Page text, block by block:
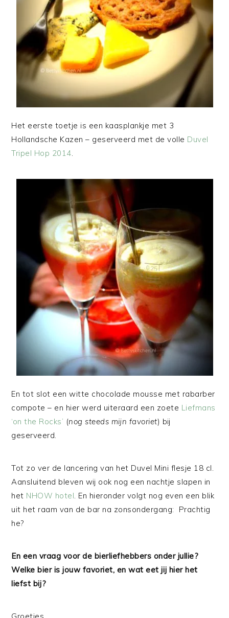
Het eerste toetje is een kaasplankje met 3
Hollandsche Kazen – geserveerd met de volle Duvel
Tripel Hop 2014.
En tot slot een witte chocolade mousse met rabarber
compote – en hier werd uiteraard een zoete Liefmans
‘on the Rocks’ (nog steeds mijn favoriet) bij
geserveerd.
Tot zo ver de lancering van het Duvel Mini flesje 18 cl.
Aansluitend bleven wij ook nog een nachtje slapen in
het NHOW hotel. En hieronder volgt nog even een blik
uit het raam van de bar na zonsondergang: Prachtig
he?
En een vraag voor de bierliefhebbers onder jullie?
Welke bier is jouw favoriet, en wat eet jij hier het
liefst bij?